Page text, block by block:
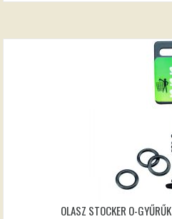
OLASZ STOCKER O-GYŰRŰK